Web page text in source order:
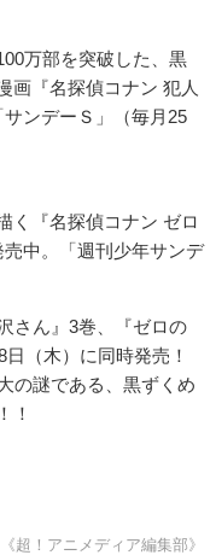
万部を突破した、黒
画『名探偵コナン 犯人
ンデーＳ」（毎月25
く『名探偵コナン ゼロ
中。「週刊少年サンデ
さん』3巻、『ゼロの
（木）に同時発売！
の謎である、黒ずくめ
！
《超！アニメディア編集部》